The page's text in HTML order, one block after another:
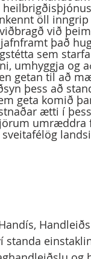
öll
við
það
sem
umhyggja og
getan til að
þess að
geta komið
ætti í
umræddra
standa